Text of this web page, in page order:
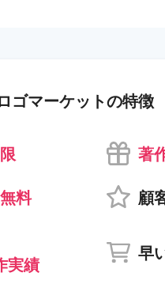
ゴマーケットの特徴
著
無料 顧
実績
早